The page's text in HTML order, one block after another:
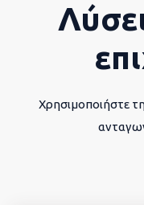
Χρησιμοποιήστε